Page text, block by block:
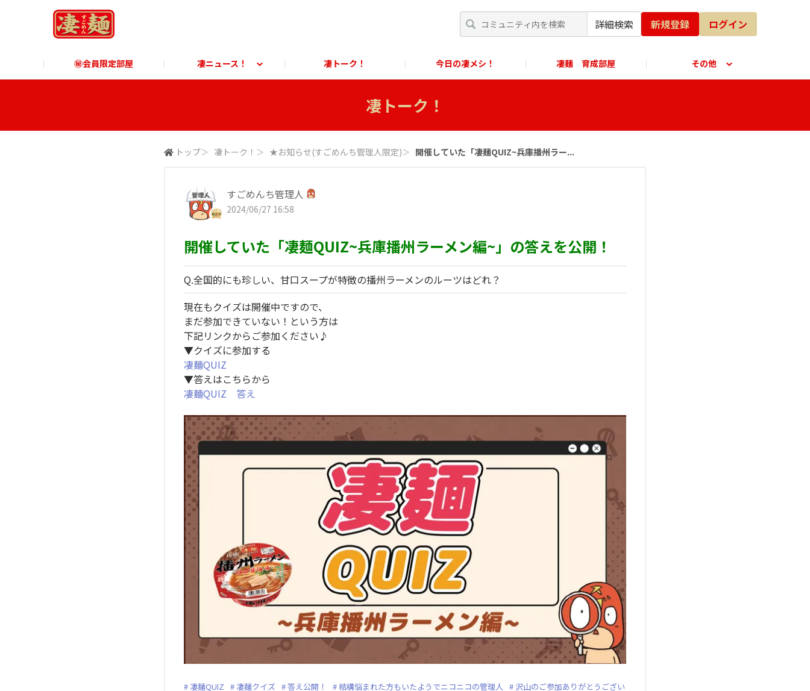
詳細検索 新規登録 ログイン
㊙会員限定部屋 凄ニュース！ 凄トーク！ 今日の凄メシ！ 凄麺 育成部屋 その他
商品に関する「よくあるご質問」 商品に関するお問い合わせ窓口
凄トーク！
トップ＞ 凄トーク！ ＞ ★お知らせ(すごめんち管理人限定)＞ 開催していた「凄麺QUIZ~兵庫播州ラー...
すごめんち管理人
2024/06/27 16:58
開催していた「凄麺QUIZ~兵庫播州ラーメン編~」の答えを公開！
Q.全国的にも珍しい、甘口スープが特徴の播州ラーメンのルーツはどれ？
現在もクイズは開催中ですので、
まだ参加できていない！という方は
下記リンクからご参加ください♪
▼クイズに参加する
凄麺QUIZ
▼答えはこちらから
凄麺QUIZ 答え
凄麺QUIZ 凄麺クイズ 答え公開！ 結構悩まれた方もいたようでニコニコの管理人
沢山のご参加ありがとうござい